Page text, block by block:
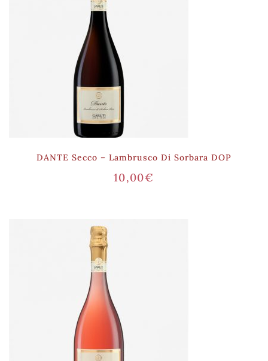
DANTE Secco – Lambrusco Di Sorbara DOP
10,00€